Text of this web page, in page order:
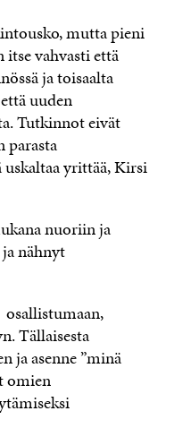
mutta pieni
vahvasti että
ja toisaalta
uuden
Tutkinnot eivät
parasta
uskaltaa yrittää, Kirsi
nuoriin ja
nähnyt
Tällaisesta
ja asenne ”minä
omien